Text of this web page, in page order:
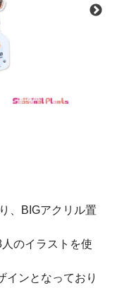
、BIGアクリル置
のイラストを使
インとなっており